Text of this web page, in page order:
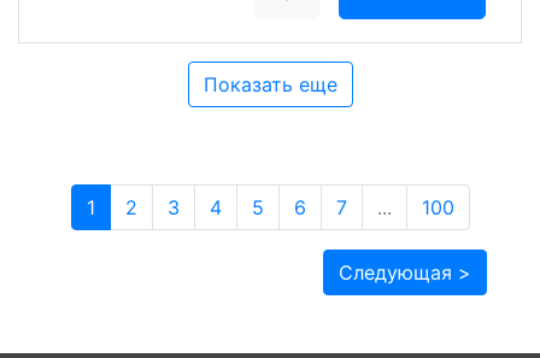
Показать еще
1 2 3 4 5 6 7 ... 100
Следующая >